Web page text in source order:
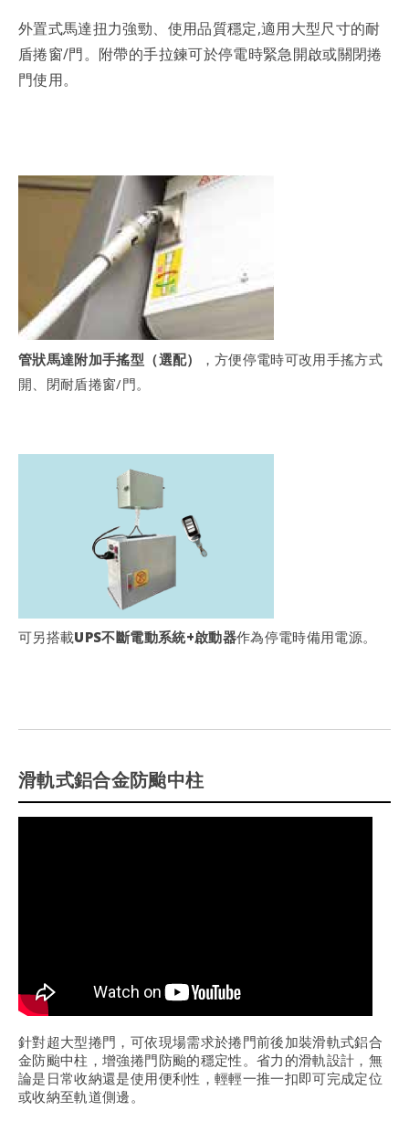
外置式馬達扭力強勁、使用品質穩定,適用大型尺寸的耐
盾捲窗/門。附帶的手拉鍊可於停電時緊急開啟或關閉捲
門使用。
管狀馬達附加手搖型（選配）
，方便停電時可改用手搖方式
開、閉耐盾捲窗/門。
可另搭載UPS不斷電動系統+啟動器作為停電時備用電源。
滑軌式鋁合金防颱中柱
針對超大型捲門，可依現場需求於捲門前後加裝滑軌式鋁合
金防颱中柱，增強捲門防颱的穩定性。省力的滑軌設計，無
論是日常收納還是使用便利性，輕輕一推一扣即可完成定位
或收納至軌道側邊。